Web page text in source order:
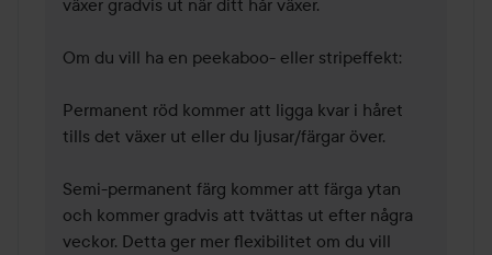
växer gradvis ut när ditt hår växer.
Om du vill ha en peekaboo- eller stripeffekt:
Permanent röd kommer att ligga kvar i håret
tills det växer ut eller du ljusar/färgar över.
Semi-permanent färg kommer att färga ytan
och kommer gradvis att tvättas ut efter några
veckor. Detta ger mer flexibilitet om du vill